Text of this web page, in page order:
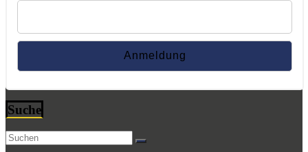
Suche